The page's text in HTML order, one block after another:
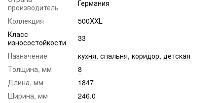
производитель
Германия
Коллекция
500XXL
Класс
износостойкости
33
Назначение
кухня, спальня, коридор, детская
Толщина, мм
8
Длина, мм
1847
Ширина, мм
246.0